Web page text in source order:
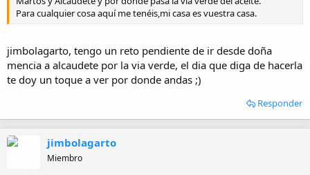
Para cualquier cosa aquí me tenéis,mi casa es vuestra casa.
jimbolagarto, tengo un reto pendiente de ir desde doña
mencia a alcaudete por la via verde, el dia que diga de hacerla
te doy un toque a ver por donde andas ;)
Responder
jimbolagarto
Miembro